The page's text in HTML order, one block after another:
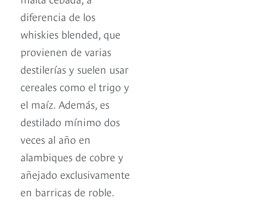
diferencia de los
whiskies blended, que
provienen de varias
destilerías y suelen usar
cereales como el trigo y
el maíz. Además, es
destilado mínimo dos
veces al año en
alambiques de cobre y
añejado exclusivamente
en barricas de roble.